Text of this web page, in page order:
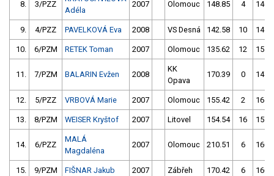
8. 3/PZZ
Adéla
2007 Olomouc 148.85 4
9. 4/PZZ PAVELKOVÁ Eva 2008 VS Desná 142.58 10
10. 6/PZM RETEK Toman 2007 Olomouc 135.62 12
11. 7/PZM BALARIN Evžen 2008
KK
Opava
170.39 0
12. 5/PZZ VRBOVÁ Marie 2007 Olomouc 155.42 2
13. 8/PZM WEISER Kryštof 2007 Litovel 154.54 16
14. 6/PZZ
MALÁ
Magdaléna
2007 Olomouc 210.51 6
15. 9/PZM FIŠNAR Jakub 2007 Zábřeh 170.42 6